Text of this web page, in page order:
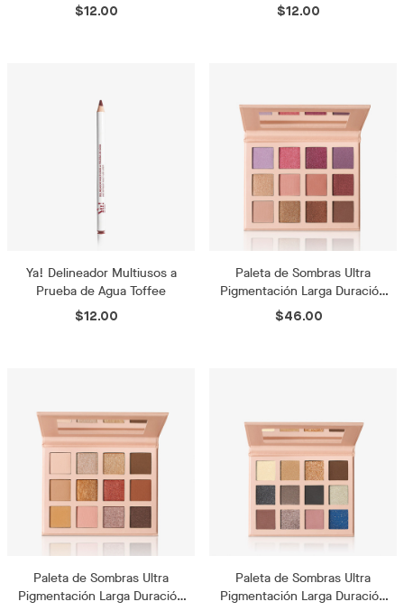
$12.00 $12.00
Ya! Delineador Multiusos a
Prueba de Agua Toffee
$12.00
Paleta de Sombras Ultra
Pigmentación Larga Duración
Alma Rosé
$46.00
Paleta de Sombras Ultra
Pigmentación Larga Duración
Paleta de Sombras Ultra
Pigmentación Larga Duración